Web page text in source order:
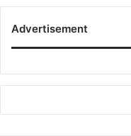
Advertisement